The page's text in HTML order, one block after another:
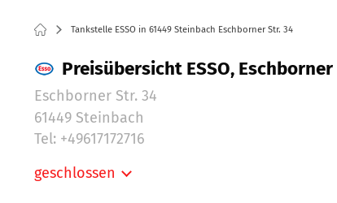
Tankstelle ESSO in 61449 Steinbach Eschborner Str. 34
Preisübersicht ESSO,
Eschborner Str. 34
61449 Steinbach
Tel: +49617172716
geschlossen